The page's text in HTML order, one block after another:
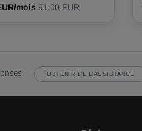
mois 91,00 EUR
OBTENIR DE L’ASSISTANCE